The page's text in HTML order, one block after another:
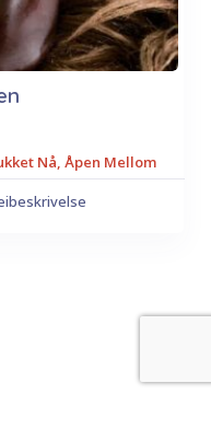
Nå, Åpen Mellom